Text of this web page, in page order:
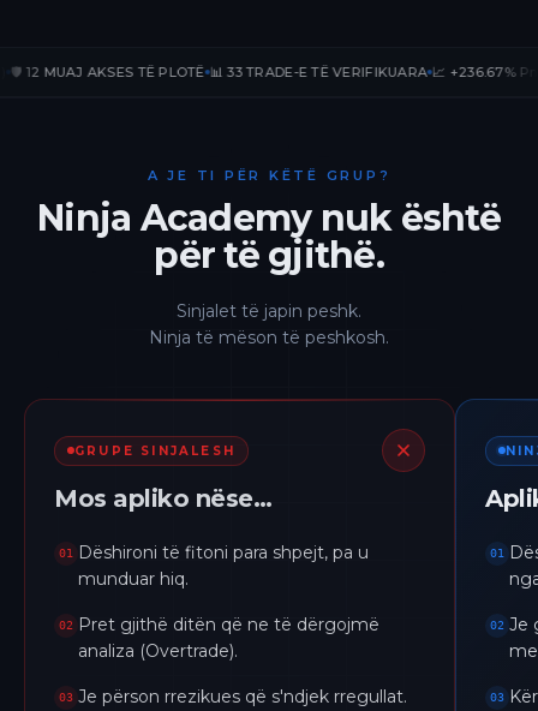
AKSES TË PLOTË 📊 33 TRADE-E TË VERIFIKUARA 📈 +236.67% PnL
A JE TI PËR KËTË GRUP?
Ninja Academy nuk është
për të gjithë.
Sinjalet të japin peshk.
Ninja të mëson të peshkosh.
GRUPE SINJALESH
Mos apliko nëse…
01
Dëshironi të fitoni para shpejt, pa u
munduar hiq.
02
Pret gjithë ditën që ne të dërgojmë
analiza (Overtrade).
03 Je përson rrezikues që s'ndjek rregullat.
01
02 Je
03